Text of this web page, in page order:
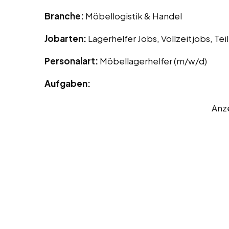
Branche: Möbellogistik & Handel
Jobarten: Lagerhelfer Jobs, Vollzeitjobs,
Personalart: Möbellagerhelfer (m/w/d)
Aufgaben: